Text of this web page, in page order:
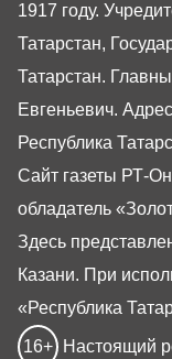
1917 году.
Татарстан,
Татарстан.
Евгеньевич.
Республика
Сайт газеты РТ-
обладатель
Здесь
Казани. При
«Республика
16+ Настоящий